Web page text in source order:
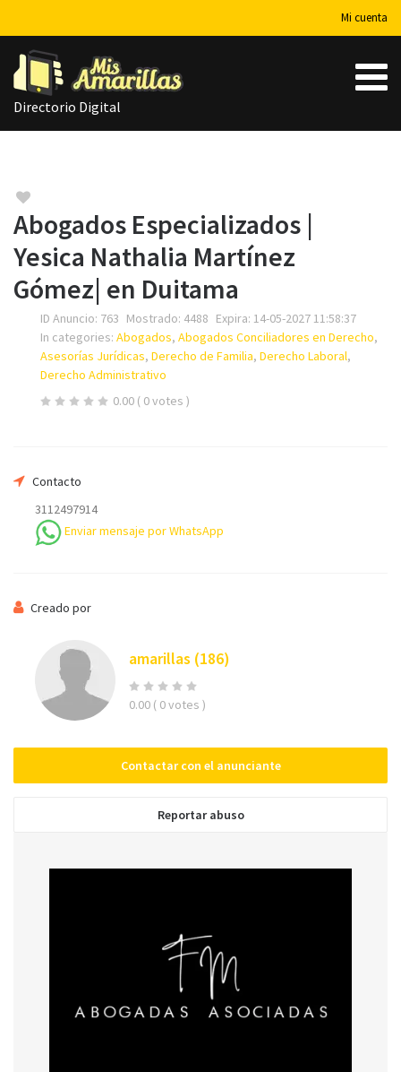
Mi cuenta
Directorio Digital
Abogados Especializados |
Yesica Nathalia Martínez
Gómez| en Duitama
ID Anuncio: 763 Mostrado: 4488 Expira: 14-05-2027 11:58:37
In categories: Abogados, Abogados Conciliadores en Derecho,
Asesorías Jurídicas, Derecho de Familia, Derecho Laboral,
Derecho Administrativo
0.00 ( 0 votes )
Contacto
3112497914
Enviar mensaje por WhatsApp
Creado por
amarillas (186)
0.00 ( 0 votes )
Contactar con el anunciante
Reportar abuso
Su nombre
Mensaje